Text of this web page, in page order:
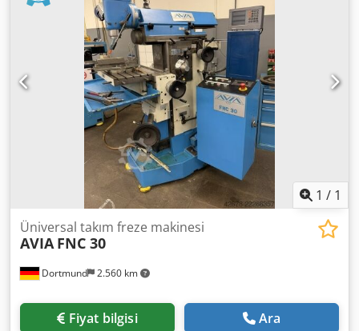
Soğutma Suyu Pompası Motoru: 0,2 kW- Birlikte Verilen
Aksesuarlar / Ekipmanlar: Mavi renkli çok katlı takım
rafında saklanan kapsamlı bir takım seti, makine mengene,
talaş ve sıçrama muhafazası, soğutma sıvısı sistemi ve
kullanım kılavuzu dahildir. Dodpfx Acjzmh Aqj Ieck
Technical Specification Taper Size SK 40
manuel dönebilen ±45° Maksimum takım çapı: 125 mm
Maksimum takım ağırlığı: 6 kg Tabla bağlama yüzeyi: 400 x
800 mm T kanal: 5 x 14 x 80 mm Maksimum tabla yükü: 400
kg X / Y ilerleme: 0 – 6000 mm/dak Z ilerleme: 0 – 4000
mm/dak X / Y hızlı hareket: 6000 mm/dak Z hızlı hareket:
4000 mm/dak Toplam kurulu güç: 10 kW Alan ihtiyacı (U x G
x Y): 2850 x 3350 x 2000 mm Makine ağırlığı: 2100 kg
1 / 1
Dortmund 2.560 km
Üniversal takım freze makinesi
AVIA FNC 30
Fiyat bilgisi Ara